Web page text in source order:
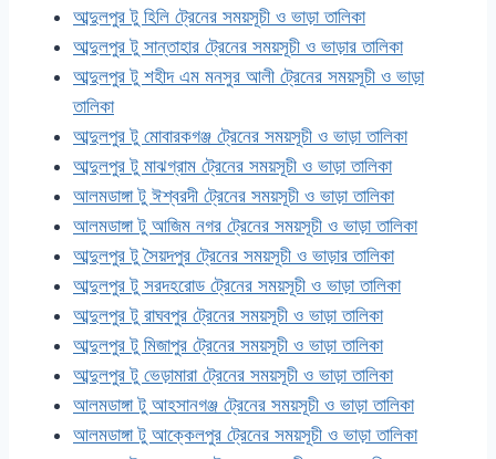
আব্দুলপুর টু হিলি ট্রেনের সময়সূচী ও ভাড়া তালিকা
আব্দুলপুর টু সান্তাহার ট্রেনের সময়সূচী ও ভাড়ার তালিকা
আব্দুলপুর টু শহীদ এম মনসুর আলী ট্রেনের সময়সূচী ও ভাড়া
তালিকা
আব্দুলপুর টু মোবারকগঞ্জ ট্রেনের সময়সূচী ও ভাড়া তালিকা
আব্দুলপুর টু মাঝগ্রাম ট্রেনের সময়সূচী ও ভাড়া তালিকা
আলমডাঙ্গা টু ঈশ্বরদী ট্রেনের সময়সূচী ও ভাড়া তালিকা
আলমডাঙ্গা টু আজিম নগর ট্রেনের সময়সূচী ও ভাড়া তালিকা
আব্দুলপুর টু সৈয়দপুর ট্রেনের সময়সূচী ও ভাড়ার তালিকা
আব্দুলপুর টু সরদহরোড ট্রেনের সময়সূচী ও ভাড়া তালিকা
আব্দুলপুর টু রাঘবপুর ট্রেনের সময়সূচী ও ভাড়া তালিকা
আব্দুলপুর টু মিজাপুর ট্রেনের সময়সূচী ও ভাড়া তালিকা
আব্দুলপুর টু ভেড়ামারা ট্রেনের সময়সূচী ও ভাড়া তালিকা
আলমডাঙ্গা টু আহসানগঞ্জ ট্রেনের সময়সূচী ও ভাড়া তালিকা
আলমডাঙ্গা টু আক্কেলপুর ট্রেনের সময়সূচী ও ভাড়া তালিকা